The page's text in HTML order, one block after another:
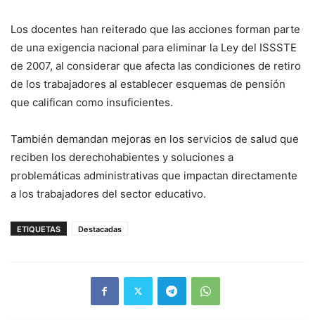
Los docentes han reiterado que las acciones forman parte
de una exigencia nacional para eliminar la Ley del ISSSTE
de 2007, al considerar que afecta las condiciones de retiro
de los trabajadores al establecer esquemas de pensión
que califican como insuficientes.
También demandan mejoras en los servicios de salud que
reciben los derechohabientes y soluciones a
problemáticas administrativas que impactan directamente
a los trabajadores del sector educativo.
ETIQUETAS Destacadas